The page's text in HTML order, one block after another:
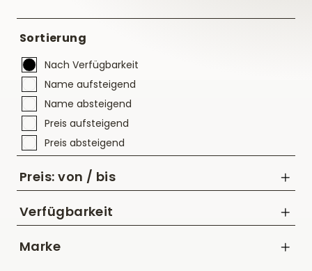
Sortierung
Nach Verfügbarkeit
Name aufsteigend
Name absteigend
Preis aufsteigend
Preis absteigend
Preis: von / bis
Verfügbarkeit
Marke